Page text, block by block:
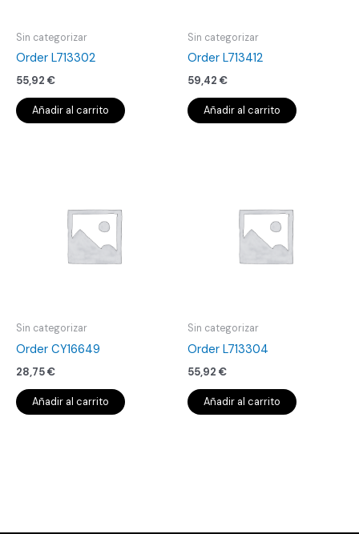
Sin categorizar
Order L713302
55,92 €
Añadir al carrito
Sin categorizar
Order L713412
59,42 €
Añadir al carrito
Sin categorizar
Order CY16649
28,75€
Añadir al carrito
Sin categorizar
Order L713304
55,92 €
Añadir al carrito